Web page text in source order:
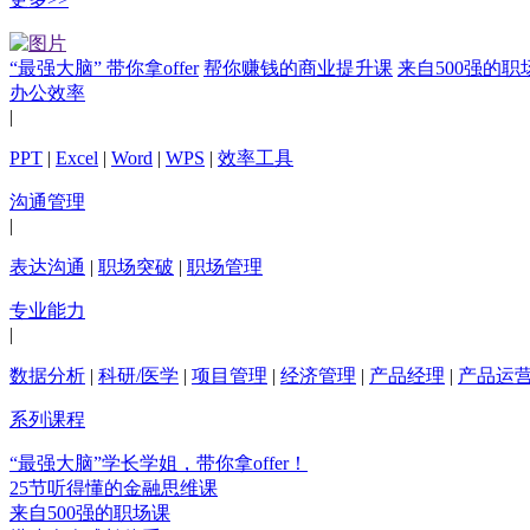
“最强大脑” 带你拿offer 帮你赚钱的商业提升课 来自500强的职
办公效率
|
PPT | Excel | Word | WPS | 效率工具
沟通管理
|
表达沟通 | 职场突破 | 职场管理
专业能力
|
数据分析 | 科研/医学 | 项目管理 | 经济管理 | 产品经理 | 产品运
系列课程
“最强大脑”学长学姐，带你拿offer！
25节听得懂的金融思维课
来自500强的职场课